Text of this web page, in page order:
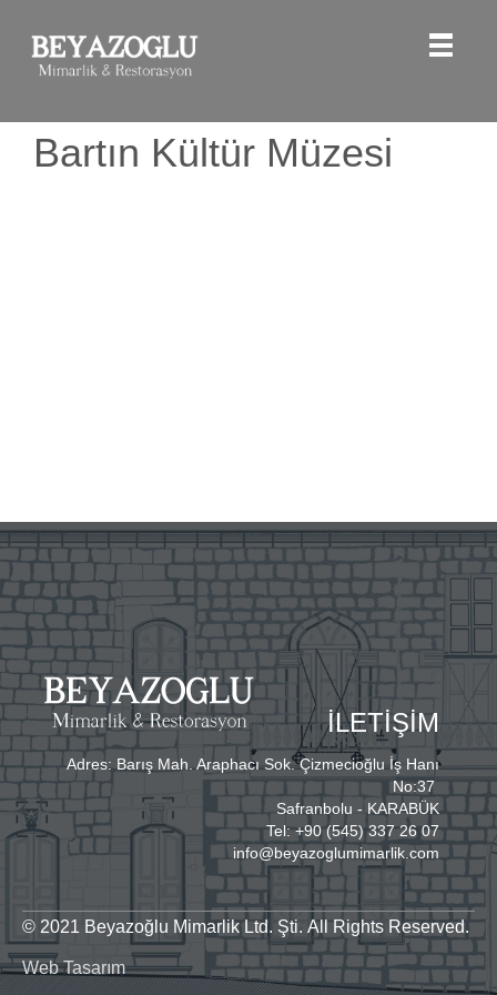
Bartın Kültür Müzesi
İLETİŞİM
Adres: Barış Mah. Araphacı Sok. Çizmecioğlu İş Hanı
No:37
Safranbolu - KARABÜK
Tel: +90 (545) 337 26 07
info@beyazoglumimarlik.com
© 2021 Beyazoğlu Mimarlik Ltd. Şti. All Rights Reserved.
Web Tasarım